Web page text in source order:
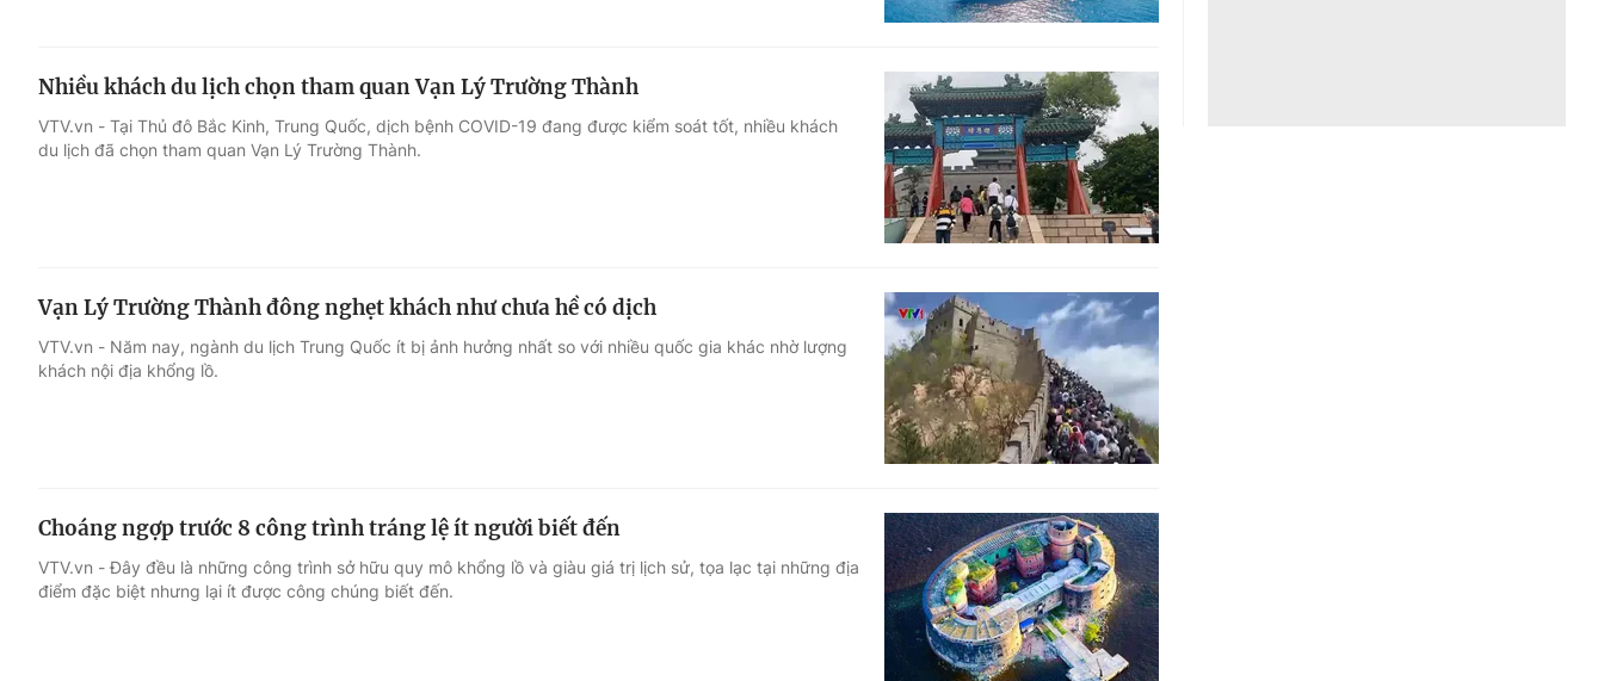
Nhiều khách du lịch chọn tham quan Vạn Lý Trường Thành
VTV.vn - Tại Thủ đô Bắc Kinh, Trung Quốc, dịch bệnh COVID-19 đang được kiểm soát tốt, nhiều khách
du lịch đã chọn tham quan Vạn Lý Trường Thành.
Vạn Lý Trường Thành đông nghẹt khách như chưa hề có dịch
VTV.vn - Năm nay, ngành du lịch Trung Quốc ít bị ảnh hưởng nhất so với nhiều quốc gia khác nhờ lượng
khách nội địa khổng lồ.
Choáng ngợp trước 8 công trình tráng lệ ít người biết đến
VTV.vn - Đây đều là những công trình sở hữu quy mô khổng lồ và giàu giá trị lịch sử, tọa lạc tại những địa
điểm đặc biệt nhưng lại ít được công chúng biết đến.